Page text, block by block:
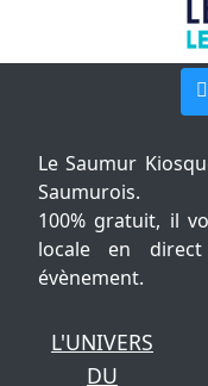
Le Saumur
Saumurois.
100% gratuit, il
locale en
évènement.
L'UNIVERS
DU